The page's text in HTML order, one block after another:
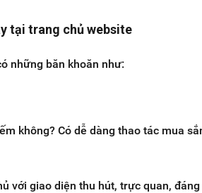
tại trang chủ website
những băn khoăn như:
không? Có dễ dàng thao tác mua
với giao diện thu hút, trực quan,